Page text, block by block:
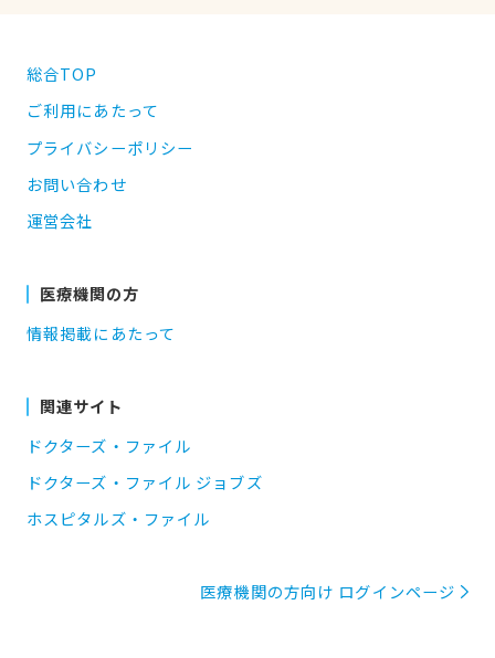
総合TOP
ご利用にあたって
プライバシーポリシー
お問い合わせ
運営会社
医療機関の方
情報掲載にあたって
関連サイト
ドクターズ・ファイル
ドクターズ・ファイル ジョブズ
ホスピタルズ・ファイル
医療機関の方向け ログインページ